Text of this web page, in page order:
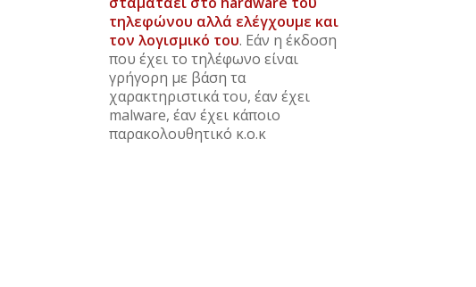
τηλεφώνου αλλά ελέγχουμε και
τον λογισμικό του. Εάν η έκδοση
που έχει το τηλέφωνο είναι
γρήγορη με βάση τα
χαρακτηριστικά του, έαν έχει
malware, έαν έχει κάποιο
παρακολουθητικό κ.ο.κ